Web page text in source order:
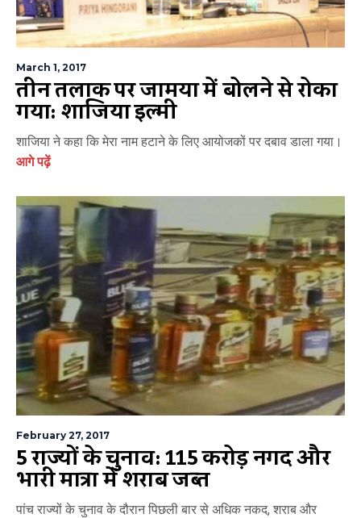
March 1, 2017
तीन तलाक पर जामिया में बोलने से रोका
गया: शाजिया इल्मी
शाजिया ने कहा कि मेरा नाम हटाने के लिए आयोजकों पर दबाव डाला गया।
आगे पढ़ें
February 27, 2017
5 राज्यों के चुनाव: 115 करोड़ नगद और
भारी मात्रा में शराब जब्त
पांच राज्यों के चुनाव के दौरान पिछली बार से अधिक नकद, शराब और